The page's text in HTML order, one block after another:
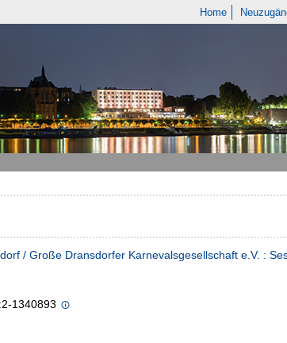
Home
/ Große Dransdorfer Karnevalsgesellschaft e.V. :
1340893